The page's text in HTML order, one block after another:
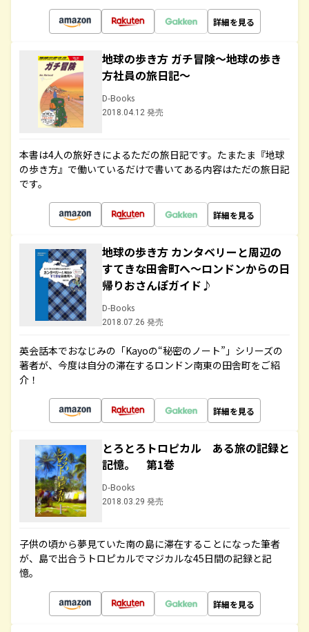
詳細を見る
地球の歩き方 ガチ冒険～地球の歩き
方社員の旅日記～
D-Books
2018.04.12 発売
本書は4人の旅好きによるただの旅日記です。たまたま『地球
の歩き方』で働いているだけで書いてある内容はただの旅日記
です。
詳細を見る
地球の歩き方 カンタベリーと周辺の
すてきな田舎町へ～ロンドンからの日
帰りおさんぽガイド♪
D-Books
2018.07.26 発売
英会話本でおなじみの「Kayoの“秘密のノート”」シリーズの
著者が、今度は自分の滞在するロンドン南東の田舎町をご紹
介！
詳細を見る
とろとろトロピカル ある旅の記録と
記憶。 第1巻
D-Books
2018.03.29 発売
子供の頃から夢見ていた南の島に滞在することになった筆者
が、島で出合うトロピカルでマジカルな45日間の記録と記
憶。
詳細を見る